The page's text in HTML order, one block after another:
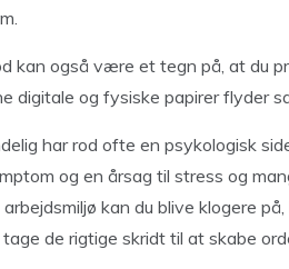
kan også være et tegn på, at du
digitale og fysiske papirer flyder
har rod ofte en psykologisk
og en årsag til stress og
arbejdsmiljø kan du blive klogere
tage de rigtige skridt til at skabe